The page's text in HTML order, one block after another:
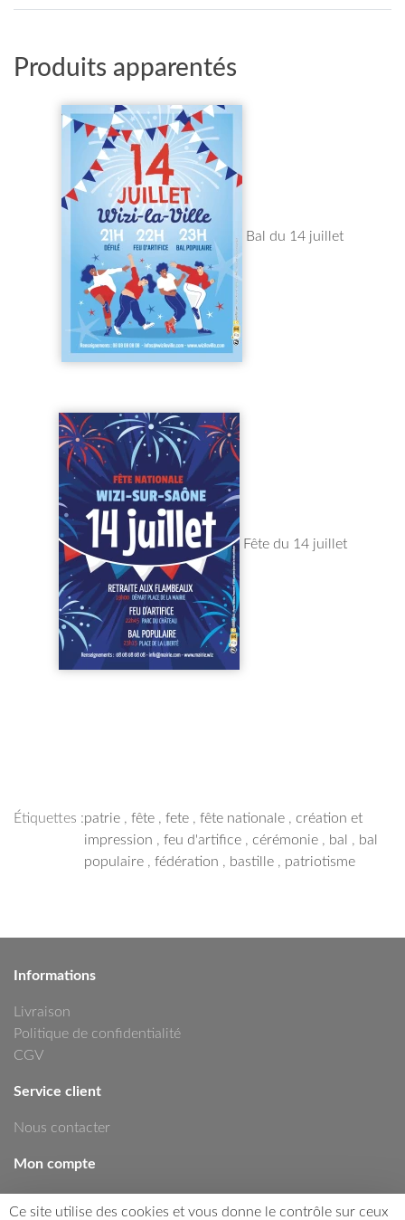
Produits apparentés
Bal du 14 juillet
Fête du 14 juillet
Étiquettes :patrie , fête , fete , fête nationale , création et
impression , feu d'artifice , cérémonie , bal , bal
populaire , fédération , bastille , patriotisme
Informations
Livraison
Politique de confidentialité
CGV
Service client
Nous contacter
Mon compte
Ce site utilise des cookies et vous donne le contrôle sur ceux